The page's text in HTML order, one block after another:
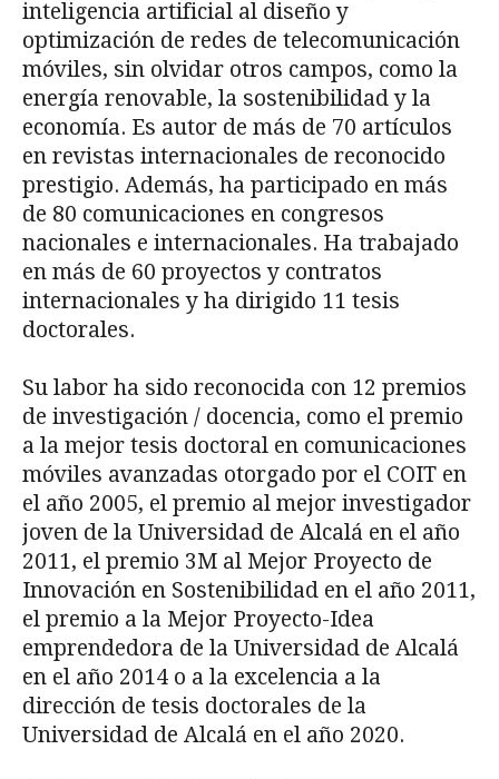
inteligencia artificial al diseño y
optimización de redes de telecomunicación
móviles, sin olvidar otros campos, como la
energía renovable, la sostenibilidad y la
economía. Es autor de más de 70 artículos
en revistas internacionales de reconocido
prestigio. Además, ha participado en más
de 80 comunicaciones en congresos
nacionales e internacionales. Ha trabajado
en más de 60 proyectos y contratos
internacionales y ha dirigido 11 tesis
doctorales.
Su labor ha sido reconocida con 12 premios
de investigación / docencia, como el premio
a la mejor tesis doctoral en comunicaciones
móviles avanzadas otorgado por el COIT en
el año 2005, el premio al mejor investigador
joven de la Universidad de Alcalá en el año
2011, el premio 3M al Mejor Proyecto de
Innovación en Sostenibilidad en el año 2011,
el premio a la Mejor Proyecto-Idea
emprendedora de la Universidad de Alcalá
en el año 2014 o a la excelencia a la
dirección de tesis doctorales de la
Universidad de Alcalá en el año 2020.